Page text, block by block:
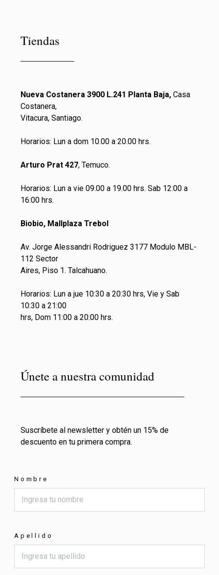
Tiendas
Nueva Costanera 3900 L.241 Planta Baja, Casa
Costanera,
Vitacura, Santiago.
Horarios: Lun a dom 10.00 a 20.00 hrs.
Arturo Prat 427, Temuco.
Horarios: Lun a vie 09.00 a 19.00 hrs. Sab 12:00 a
16:00 hrs.
Biobio, Mallplaza Trebol
Av. Jorge Alessandri Rodriguez 3177 Modulo MBL-
112 Sector
Aires, Piso 1. Talcahuano.
Horarios: Lun a jue 10:30 a 20:30 hrs, Vie y Sab
10:30 a 21:00
hrs, Dom 11:00 a 20:00 hrs.
Únete a nuestra comunidad
Suscríbete al newsletter y obtén un 15% de
descuento en tu primera compra.
Nombre
Apellido